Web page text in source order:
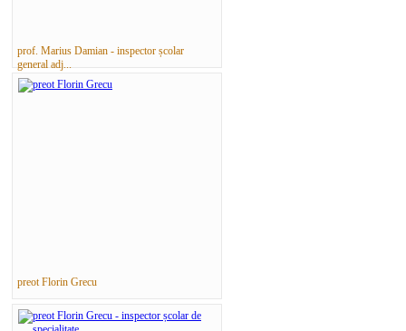
prof. Marius Damian - inspector școlar
general adj...
preot Florin Grecu